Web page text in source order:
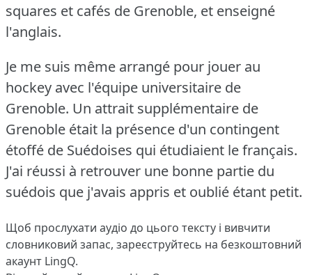
squares et cafés de Grenoble, et enseigné
l'anglais.
Je me suis même arrangé pour jouer au
hockey avec l'équipe universitaire de
Grenoble. Un attrait supplémentaire de
Grenoble était la présence d'un contingent
étoffé de Suédoises qui étudiaient le français.
J'ai réussi à retrouver une bonne partie du
suédois que j'avais appris et oublié étant petit.
Щоб прослухати аудіо до цього тексту і вивчити
словниковий запас, зареєструйтесь на безкоштовний
акаунт LingQ.